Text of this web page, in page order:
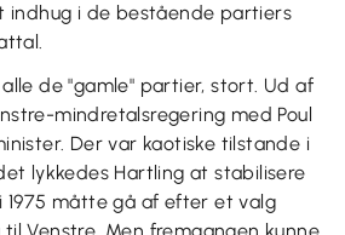
indhug i de bestående partiers
de "gamle" partier, stort. Ud af
mindretalsregering med Poul
Der var kaotiske tilstande i
lykkedes Hartling at stabilisere
1975 måtte gå af efter et valg